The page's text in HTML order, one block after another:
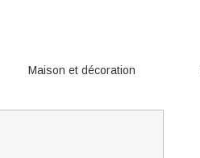
Maison et décoration